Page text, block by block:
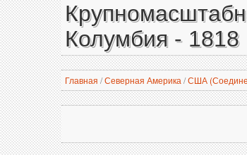
Колумбия - 1818
Главная /Северная Америка /США